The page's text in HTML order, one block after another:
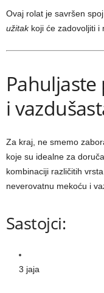
Ovaj rolat je savršen
užitakkoji će zadovoljiti i
Pahuljaste
i
Za kraj, ne smemo
koje su idealne za
kombinaciji različitih
neverovatnu mekoću i
Sastojci:
3 jaja